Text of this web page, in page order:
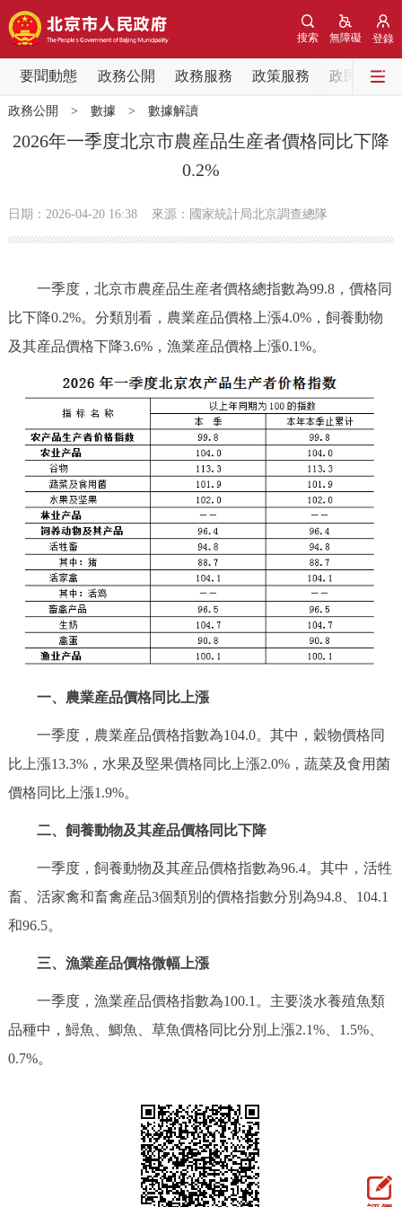
登錄
無障礙
搜索
要聞動態 政務公開 政務服務 政策服務 政民互動
要聞動態
黨中央精神 國務院資訊
會議資訊
市領導 機構職能 政策服務
專題公開
政務服務
個人服務 法人服務 部門服務
便民服務 利企服務 投資項目
仲介服務 陽光政務
政民互動
參與調查 線上訪談 圖説互動
北京概況 十六區概覽 人文北京
多語種
ENGLISH 한국어 日本語
العربية
政務公開 > 數據 > 數據解讀
2026年一季度北京市農産品生産者價格同比下降
0.2%
日期：2026-04-20 16:38 來源：國家統計局北京調查總隊
一季度，北京市農産品生産者價格總指數為99.8，價格同
比下降0.2%。分類別看，農業産品價格上漲4.0%，飼養動物
及其産品價格下降3.6%，漁業産品價格上漲0.1%。
一、農業産品價格同比上漲
一季度，農業産品價格指數為104.0。其中，穀物價格同
比上漲13.3%，水果及堅果價格同比上漲2.0%，蔬菜及食用菌
價格同比上漲1.9%。
二、飼養動物及其産品價格同比下降
一季度，飼養動物及其産品價格指數為96.4。其中，活牲
畜、活家禽和畜禽産品3個類別的價格指數分別為94.8、104.1
和96.5。
三、漁業産品價格微幅上漲
一季度，漁業産品價格指數為100.1。主要淡水養殖魚類
品種中，鱘魚、鯽魚、草魚價格同比分別上漲2.1%、1.5%、
0.7%。